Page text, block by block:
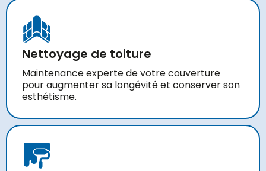
Nettoyage de toiture
Maintenance experte de votre couverture
pour augmenter sa longévité et conserver son
esthétisme.